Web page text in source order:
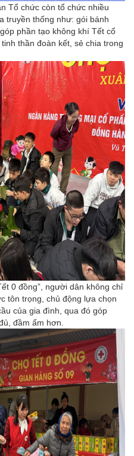
Tổ chức còn tổ chức nhiều
truyền thống như: gói bánh
phần tạo không khí Tết cổ
thần đoàn kết, sẻ chia trong
0 đồng”, người dân không chỉ
tôn trọng, chủ động lựa chọn
của gia đình, qua đó góp
đầm ấm hơn.